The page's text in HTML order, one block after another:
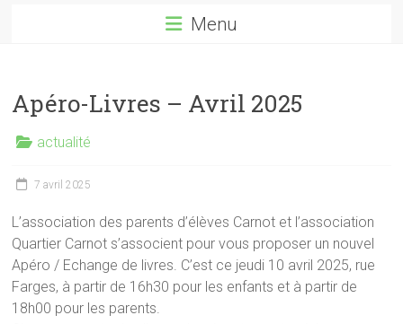
Menu
Apéro-Livres – Avril 2025
actualité
7 avril 2025
L’association des parents d’élèves Carnot et l’association
Quartier Carnot s’associent pour vous proposer un nouvel
Apéro / Echange de livres. C’est ce jeudi 10 avril 2025, rue
Farges, à partir de 16h30 pour les enfants et à partir de
18h00 pour les parents.